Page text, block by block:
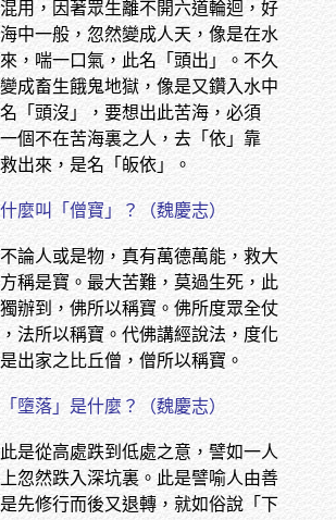
用，因著眾生離不開六道輪迴，好
中一般，忽然變成人天，像是在水
，喘一口氣，此名「頭出」。不久
成畜生餓鬼地獄，像是又鑽入水中
「頭沒」，要想出此苦海，必須
一個不在苦海裏之人，去「依」靠
出來，是名「皈依」。
麼叫「僧寶」？（魏慶志）
論人或是物，真有萬德萬能，救大
稱是寶。最大苦難，莫過生死，此
辦到，佛所以稱寶。佛所度眾全仗
法所以稱寶。代佛講經說法，度化
出家之比丘僧，僧所以稱寶。
墮落」是什麼？（魏慶志）
是從高處跌到低處之意，譬如一人
忽然跌入深坑裏。此是譬喻人由善
先修行而後又退轉，就如俗說「下